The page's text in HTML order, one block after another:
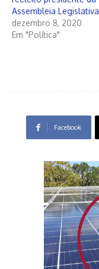
Assembleia Legislativa
dezembro 8, 2020
Em "Política"
Facebook